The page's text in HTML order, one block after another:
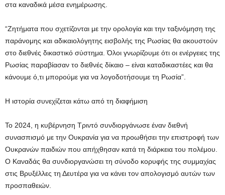
στα καναδικά μέσα ενημέρωσης.
“Ζητήματα που σχετίζονται με την ορολογία και την ταξινόμηση της
παράνομης και αδικαιολόγητης εισβολής της Ρωσίας θα ακουστούν
στο διεθνές δικαστικό σύστημα. Όλοι γνωρίζουμε ότι οι ενέργειες της
Ρωσίας παραβίασαν το διεθνές δίκαιο – είναι καταδικαστέες και θα
κάνουμε ό,τι μπορούμε για να λογοδοτήσουμε τη Ρωσία”.
Η ιστορία συνεχίζεται κάτω από τη διαφήμιση
Το 2024, η κυβέρνηση Τριντό συνδιοργάνωσε έναν διεθνή
συνασπισμό με την Ουκρανία για να προωθήσει την επιστροφή των
Ουκρανών παιδιών που απήχθησαν κατά τη διάρκεια του πολέμου.
Ο Καναδάς θα συνδιοργανώσει τη σύνοδο κορυφής της συμμαχίας
στις Βρυξέλλες τη Δευτέρα για να κάνει τον απολογισμό αυτών των
προσπαθειών.